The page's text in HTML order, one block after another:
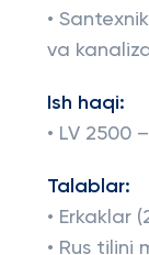
•
va
Ish haqi:
• LV 2500
Talablar:
• Erkaklar
• Rus tilini